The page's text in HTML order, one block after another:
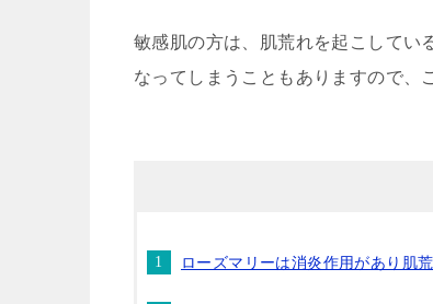
敏感肌の方は、肌荒れを起こしてい
なってしまうこともありますので、
ローズマリーは消炎作用があり肌